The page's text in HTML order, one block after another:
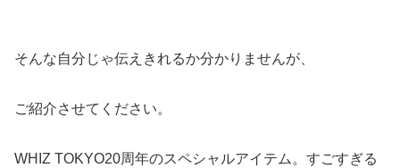
そんな自分じゃ伝えきれるか分かりませんが、
ご紹介させてください。
WHIZ TOKYO20周年のスペシャルアイテム。すごすぎる